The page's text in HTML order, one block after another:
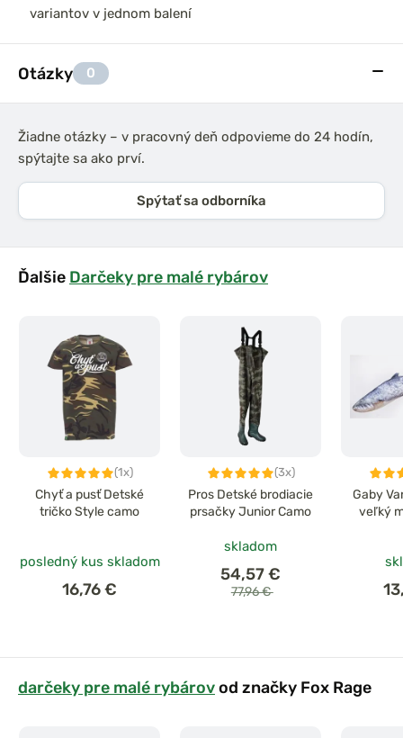
variantov v jednom balení
Otázky 0
Žiadne otázky – v pracovný deň odpovieme do 24 hodín,
spýtajte sa ako prví.
Spýtať sa odborníka
Ďalšie Darčeky pre malé rybárov
(1x)
Chyť a pusť Detské
tričko Style camo
posledný kus skladom
16,76 €
(3x)
Pros Detské brodiacie
prsačky Junior Camo
skladom
54,57 €
77,96 €
Gaby
veľký
darčeky pre malé rybárovod značky Fox Rage